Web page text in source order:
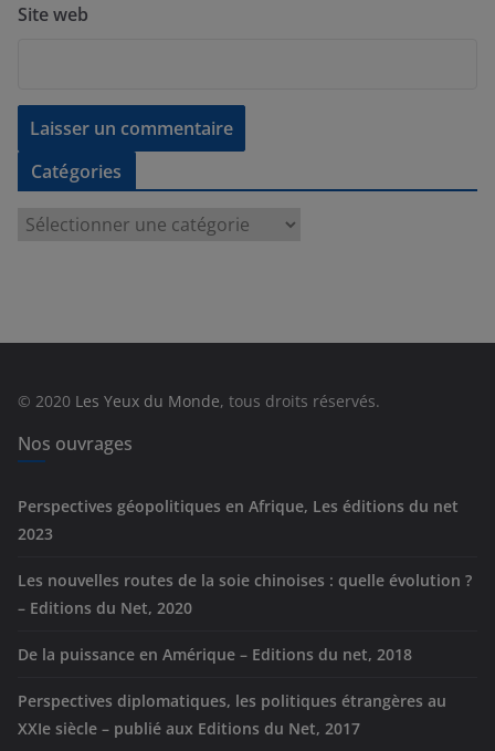
Site web
Catégories
e
s
© 2020 Les Yeux du Monde, tous droits réservés.
Nos ouvrages
Perspectives géopolitiques en Afrique, Les éditions du net
2023
Les nouvelles routes de la soie chinoises : quelle évolution ?
– Editions du Net, 2020
De la puissance en Amérique – Editions du net, 2018
Perspectives diplomatiques, les politiques étrangères au
XXIe siècle – publié aux Editions du Net, 2017